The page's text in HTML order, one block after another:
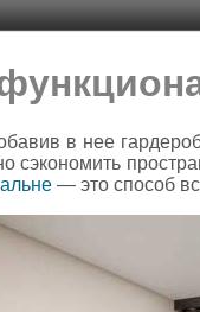
в нее
сэкономить
— это способ